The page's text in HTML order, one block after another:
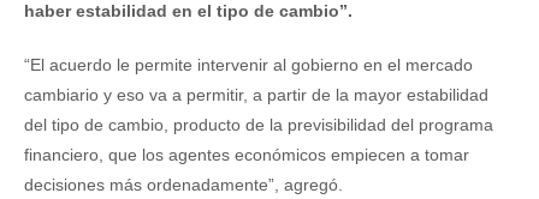
haber estabilidad en el tipo de cambio”.
“El acuerdo le permite intervenir al gobierno en el mercado
cambiario y eso va a permitir, a partir de la mayor estabilidad
del tipo de cambio, producto de la previsibilidad del programa
financiero, que los agentes económicos empiecen a tomar
decisiones más ordenadamente”, agregó.